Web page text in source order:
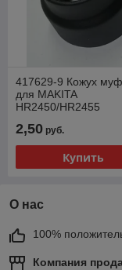
417629-9 Кожух
для MAKITA
HR2450/HR2455
2,50 руб.
Купить
О нас
100%
Компания